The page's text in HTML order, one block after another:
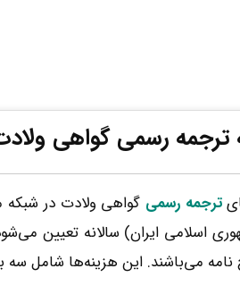
ترجمه رسمی گواهی
ترجمه رسمی گواهی ولادت در شبکه
اسلامی ایران) سالانه تعیین
نامه می‌باشند. این هزینه‌ها شامل